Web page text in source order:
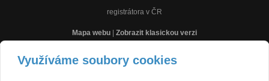
registrátora v ČR
Mapa webu Zobrazit klasickou verzi
Využíváme soubory cookies